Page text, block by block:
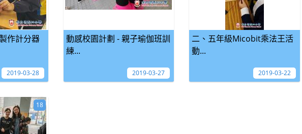
作計分器
2019-03-28
動感校園計劃 - 親子瑜伽班訓
練...
2019-03-27
二、五年級Micobit乘法王活
動...
2019-03-22
18